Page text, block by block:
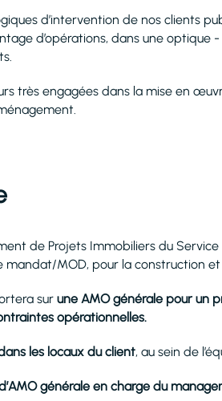
d’intervention de nos clients
d’opérations, dans une optique
très engagées dans la mise en
de Projets Immobiliers du Service
mandat/MOD, pour la construction
sur une AMO générale pour un
opérationnelles.
les locaux du client, au sein de
générale en charge du